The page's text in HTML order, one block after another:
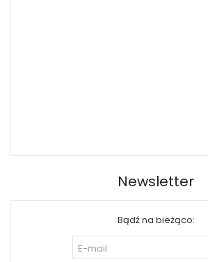
Newsletter
Bądź na bieżąco: